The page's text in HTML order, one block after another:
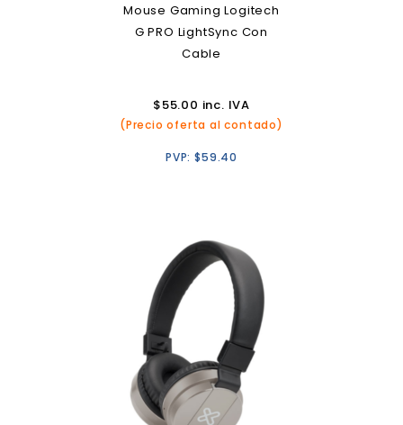
Mouse Gaming Logitech
G PRO LightSync Con
Cable
$55.00 inc. IVA
(Precio oferta al contado)
PVP:$59.40